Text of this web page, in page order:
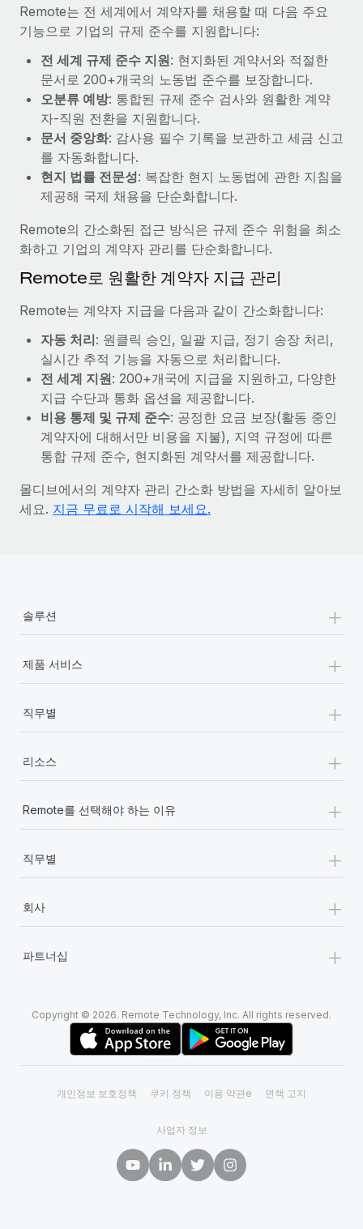
법인 설립
법인 설립을 빠르고 준법적으로 지원
글로벌 인재 이동 및 전근
직원 해외 이전을 간편하게 처리
복리후생
손쉬운 직원 복리후생 관리
계약자 관리
세금
블로그 둘러보기
블로그
Remote 제품 관련 소식: Gusto 및 Xero와의 통합과
Remote의 사명은 모든 규모의 기업이 전 세계 어디서든 업무에 가
장 적합 사람을 찾아 채용 및 관리하고 급여를 지급하도록 돕는 것
입니다. 이를 위해 최근 몇 주 동안 새로운...
자세히 알아보기
Shootsta가 Remote를 통해 네 개의 시장에서 글로벌
채용을 확장한 방법
비디오 콘텐츠를 활용한 마케팅이 계속해서 인기를 끌면서, 기업들
에게는 흥미롭고 전문적인 비디오 제작이 어느 때보다 중요해졌습
니다. 그러나 대부분의 회사들은 그렇게 높은 품질의...
Remote는 전 세계에서 계약자를 채용할 때 다음 주요
기능으로 기업의 규제 준수를 지원합니다:
전 세계 규제 준수 지원: 현지화된 계약서와 적절한
문서로 200+개국의 노동법 준수를 보장합니다.
오분류 예방: 통합된 규제 준수 검사와 원활한 계약
자-직원 전환을 지원합니다.
문서 중앙화: 감사용 필수 기록을 보관하고 세금 신고
를 자동화합니다.
현지 법률 전문성: 복잡한 현지 노동법에 관한 지침을
제공해 국제 채용을 단순화합니다.
Remote의 간소화된 접근 방식은 규제 준수 위험을 최소
화하고 기업의 계약자 관리를 단순화합니다.
Remote로 원활한 계약자 지급 관리
Remote는 계약자 지급을 다음과 같이 간소화합니다:
자동 처리: 원클릭 승인, 일괄 지급, 정기 송장 처리,
실시간 추적 기능을 자동으로 처리합니다.
전 세계 지원: 200+개국에 지급을 지원하고, 다양한
지급 수단과 통화 옵션을 제공합니다.
비용 통제 및 규제 준수: 공정한 요금 보장(활동 중인
계약자에 대해서만 비용을 지불), 지역 규정에 따른
통합 규제 준수, 현지화된 계약서를 제공합니다.
몰디브에서의 계약자 관리 간소화 방법을 자세히 알아보
세요. 지금 무료로 시작해 보세요.
솔루션 +
제품 서비스 +
직무별 +
리소스 +
Remote를 선택해야 하는 이유 +
직무별 +
회사 +
파트너십 +
Copyright © 2026. Remote Technology, Inc. All rights reserved.
개인정보 보호정책 쿠키 정책 이용 약관e 면책 고지
사업자 정보